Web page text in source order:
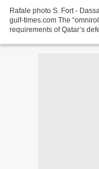
Rafale photo S. Fort -
gulf-times.com The
requirements of Qatar’s